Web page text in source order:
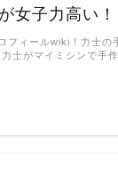
女子力高い！
フィールwiki！力士の
士がマイミシンで手